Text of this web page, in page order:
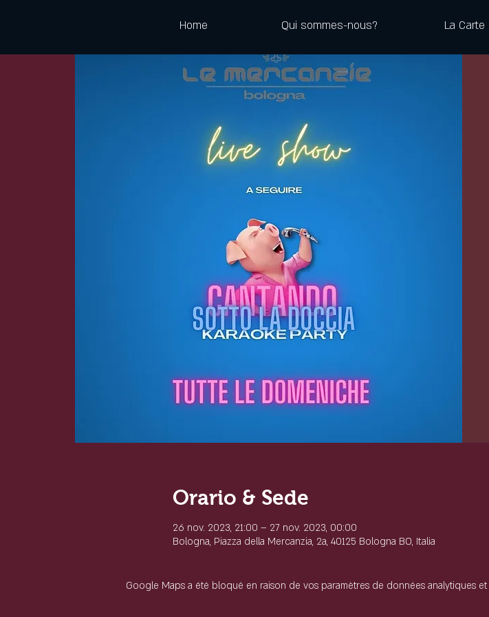
Home Qui sommes-nous? La Carte
Orario & Sede
26 nov. 2023, 21:00 – 27 nov. 2023, 00:00
Bologna, Piazza della Mercanzia, 2a, 40125 Bologna BO, Italia
Google Maps a été bloqué en raison de vos paramètres de données analytiques